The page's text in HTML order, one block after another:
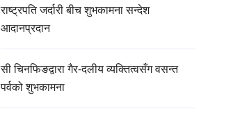
राष्ट्रपति जर्दारी बीच शुभकामना सन्देश
आदानप्रदान
सी चिनफिङद्वारा गैर-दलीय व्यक्तित्वसँग वसन्त
पर्वको शुभकामना